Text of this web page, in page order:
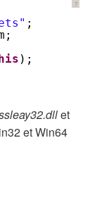
?
;
);
et
et Win64